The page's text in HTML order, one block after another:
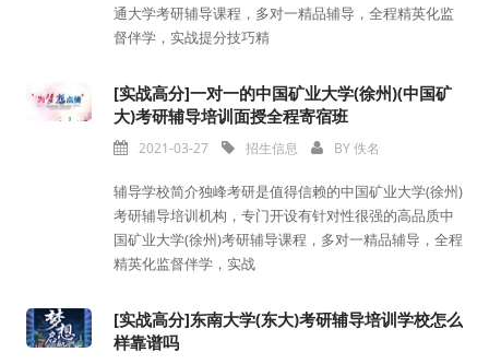
通大学考研辅导课程，多对一精品辅导，全程精英化监
督伴学，实战提分技巧精
[实战高分]一对一的中国矿业大学(徐州)(中国矿
大)考研辅导培训面授全程寄宿班
2021-03-27 招生信息 BY佚名
辅导学校简介独峰考研是值得信赖的中国矿业大学(徐州)
考研辅导培训机构，专门开设有针对性很强的高品质中
国矿业大学(徐州)考研辅导课程，多对一精品辅导，全程
精英化监督伴学，实战
[实战高分]东南大学(东大)考研辅导培训学校怎么
样靠谱吗